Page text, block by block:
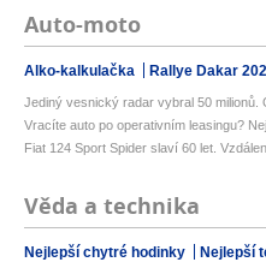
Auto-moto
Alko-kalkulačka Rallye Dakar
Jediný vesnický radar vybral 50 milionů.
Vracíte auto po operativním leasingu?
Fiat 124 Sport Spider slaví 60 let.
Věda a technika
Nejlepší chytré hodinky Nejlepší